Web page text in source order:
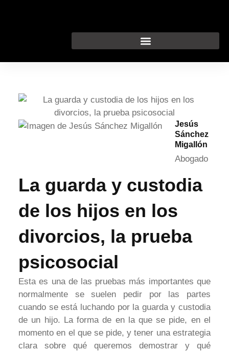
Jesús
Sánchez
Migallón
Abogado
La guarda y custodia
de los hijos en los
divorcios, la prueba
psicosocial
Esta es una de las pruebas más importantes que
normalmente se suelen pedir por las partes
cuando se está luchando por la guarda y custodia
de un hijo. La forma de en la que se pide, en el
momento en el que se pide, y tener una estrategia
clara sobre qué queremos demostrar y qué